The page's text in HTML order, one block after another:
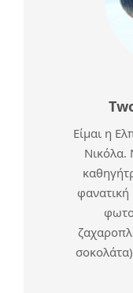
Είμαι η
Νικόλα.
φανατική